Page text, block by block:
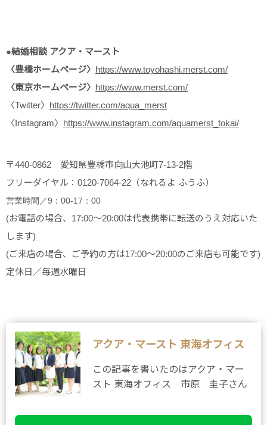
●結婚相談 アクア・マースト
〈豊橋ホームページ〉 https://www.toyohashi.merst.com/
〈東京ホームページ〉 https://www.merst.com/
〈Twitter〉 https://twitter.com/aqua_merst
〈Instagram〉 https://www.instagram.com/aquamerst_tokai/
〒440-0862 愛知県豊橋市向山大池町7-13-2階
フリーダイヤル：0120-7064-22（なれるよ ふうふ）
営業時間／9：00-17：00
(お電話の場合、17:00～20:00は代表携帯に転送のうえ対応いた
します)
(ご来店の場合、ご予約の方は17:00～20:00のご来店も可能です)
定休日／毎週水曜日
アクア・マースト 東海オフィス
この記事を書いたのはアクア・マー
スト 東海オフィス 市原 圭子さん